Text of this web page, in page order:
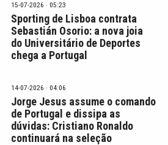
15-07-2026 · 05:23
Sporting de Lisboa contrata
Sebastián Osorio: a nova joia
do Universitário de Deportes
chega a Portugal
14-07-2026 · 04:06
Jorge Jesus assume o comando
de Portugal e dissipa as
dúvidas: Cristiano Ronaldo
continuará na seleção